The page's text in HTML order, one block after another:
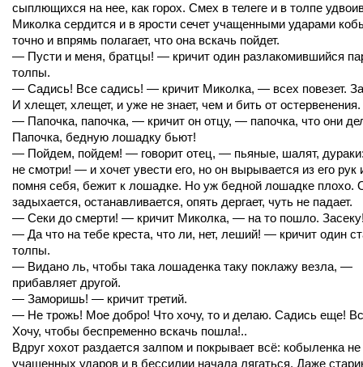
сыплющихся на нее, как горох. Смех в телеге и в толпе
Миколка сердится и в ярости сечет учащенными ударами
точно и впрямь полагает, что она вскачь пойдет.
— Пусти и меня, братцы! — кричит один разлакомившийся
толпы.
— Садись! Все садись! — кричит Миколка, — всех повезет.
И хлещет, хлещет, и уже не знает, чем и бить от остервенения.
— Папочка, папочка, — кричит он отцу, — папочка, что они
Папочка, бедную лошадку бьют!
— Пойдем, пойдем! — говорит отец, — пьяные, шалят,
не смотри! — и хочет увести его, но он вырывается из его рук
помня себя, бежит к лошадке. Но уж бедной лошадке плохо.
задыхается, останавливается, опять дергает, чуть не падает.
— Секи до смерти! — кричит Миколка, — на то пошло.
— Да что на тебе креста, что ли, нет, леший! — кричит один
толпы.
— Видано ль, чтобы така лошаденка таку поклажу везла, —
прибавляет другой.
— Заморишь! — кричит третий.
— Не трожь! Мое добро! Что хочу, то и делаю. Садись еще!
Хочу, чтобы беспременно вскачь пошла!..
Вдруг хохот раздается залпом и покрывает всё: кобыленка
учащенных ударов и в бессилии начала лягаться. Даже